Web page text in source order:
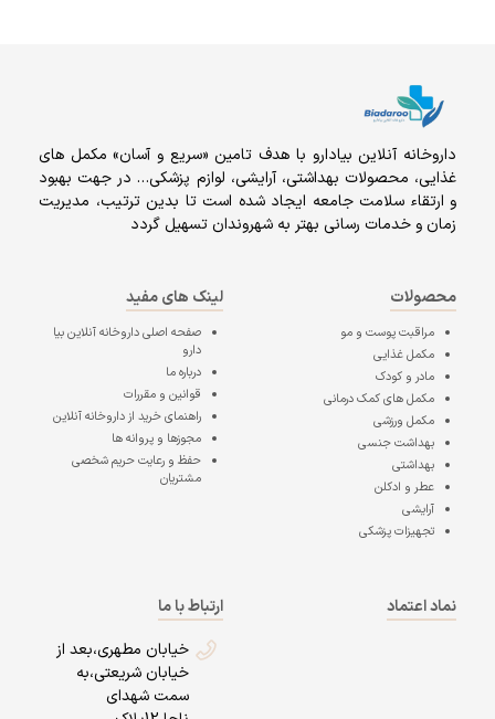
داروخانه آنلاين بيادارو با هدف تامين «سریع و آسان» مكمل هاى
غذايى، محصولات بهداشتى، آرايشى، لوازم پزشکی… در جهت بهبود
و ارتقاء سلامت جامعه ایجاد شده است تا بدین ترتیب، مدیریت
زمان و خدمات رسانی بهتر به شهروندان تسهیل گردد
محصولات
مراقبت پوست و مو
مکمل غذایی
مادر و کودک
مکمل های کمک درمانی
مکمل ورزشی
بهداشت جنسی
بهداشتی
عطر و ادکلن
آرایشی
تجهیزات پزشکی
لینک های مفید
صفحه اصلیداروخانه آنلاین بیا
دارو
درباره ما
قوانین و مقررات
راهنمای خرید از داروخانه آنلاین
مجوزها و پروانه ها
حفظ و رعایت حریم شخصی
مشتریان
نماد اعتماد
ارتباط با ما
خیابان مطهری،بعد از
خیابان شریعتی،به
سمت شهدای